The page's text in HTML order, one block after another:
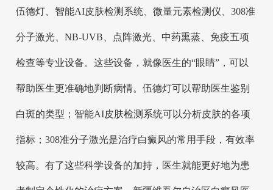
伍德灯、智能AI皮肤检测系统、微量元素检测仪、308准
分子激光、NB-UVB、点阵激光、中药熏蒸、免疫五项
检查等专业设备。这些设备，就像医生的“眼睛”，可以
帮助医生更准确地判断病情。伍德灯可以帮助医生鉴别
白斑的类型；智能AI皮肤检测系统可以分析皮肤的各项
指标；308准分子激光是治疗白癜风的常用手段，有效率
较高。有了这些科学设备的加持，医生就能更好地为患